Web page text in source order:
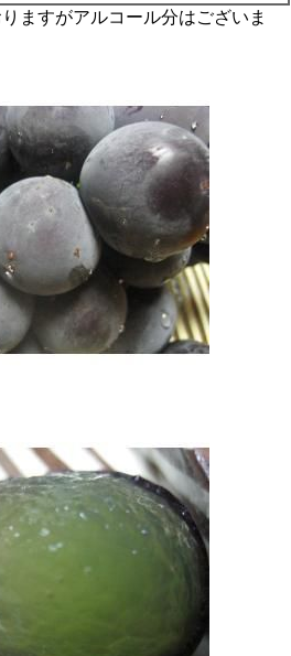
ますがアルコール分はございま